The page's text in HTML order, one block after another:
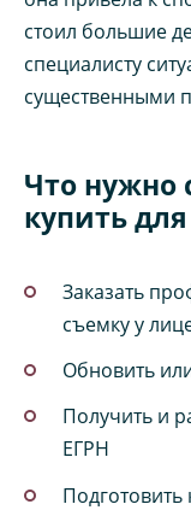
стоил большие
специалисту
существенными
Что нужно
купить
Заказать
съемку у
Обновить
Получить и
ЕГРН
Подготовить